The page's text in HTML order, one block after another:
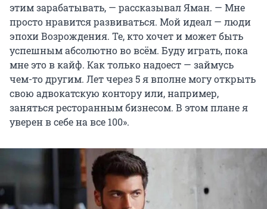
этим зарабатывать, — рассказывал Яман. — Мне
просто нравится развиваться. Мой идеал — люди
эпохи Возрождения. Те, кто хочет и может быть
успешным абсолютно во всём. Буду играть, пока
мне это в кайф. Как только надоест — займусь
чем-то другим. Лет через 5 я вполне могу открыть
свою адвокатскую контору или, например,
заняться ресторанным бизнесом. В этом плане я
уверен в себе на все 100».